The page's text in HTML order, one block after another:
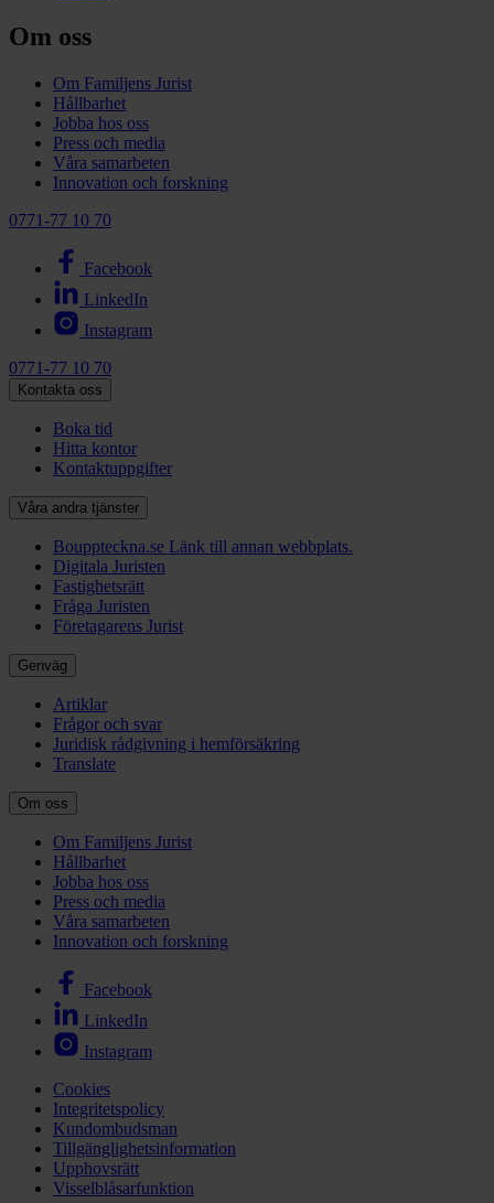
Om oss
Om Familjens Jurist
Hållbarhet
Jobba hos oss
Press och media
Våra samarbeten
Innovation och forskning
0771-77 10 70
Facebook
LinkedIn
Instagram
0771-77 10 70
Kontakta oss
Boka tid
Hitta kontor
Kontaktuppgifter
Våra andra tjänster
Bouppteckna.se Länk till annan webbplats.
Digitala Juristen
Fastighetsrätt
Fråga Juristen
Företagarens Jurist
Genväg
Artiklar
Frågor och svar
Juridisk rådgivning i hemförsäkring
Translate
Om oss
Om Familjens Jurist
Hållbarhet
Jobba hos oss
Press och media
Våra samarbeten
Innovation och forskning
Facebook
LinkedIn
Instagram
Cookies
Integritetspolicy
Kundombudsman
Tillgänglighetsinformation
Upphovsrätt
Visselblåsarfunktion